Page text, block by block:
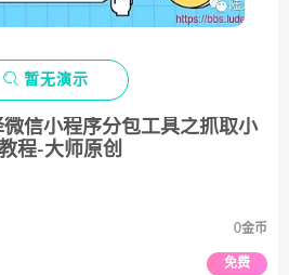
 暂无演示
微信小程序分包工具之抓取小
程-大师原创
0金币
免费